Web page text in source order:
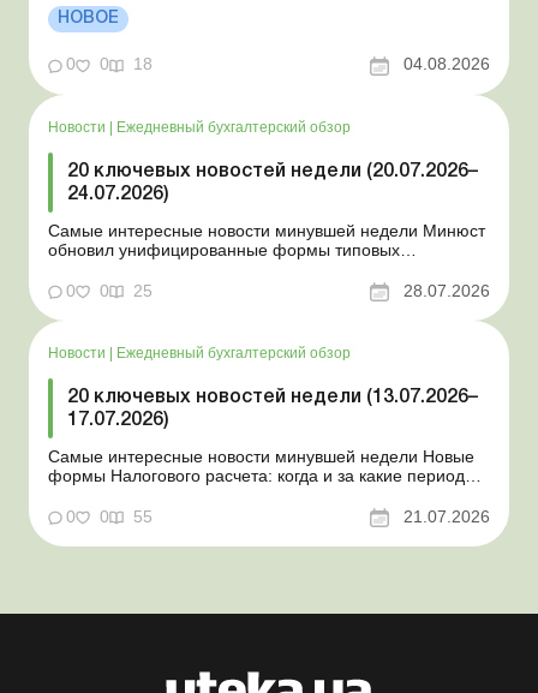
положении Для сельхозпредприятий и ФЛП введены
новые разовые статистические формы Со 2 августа
изменяется порядок зачисления отдельных периодов
работы в стр...
НОВОЕ
0 0 18 04.08.2026
Новости | Ежедневный бухгалтерский обзор
20 ключевых новостей недели (20.07.2026–
24.07.2026)
Самые интересные новости минувшей недели Минюст
обновил унифицированные формы типовых
новость о создании координационного центра по
статус «в розыске»: что нужно знать работодателям
Закон о ВПЛ: ка...
0 0 25 28.07.2026
Новости Ежедневный бухгалтерский обзор
20 ключевых новостей недели (13.07.2026–
17.07.2026)
Самые интересные новости минувшей недели Новые
формы Налогового расчета: когда и за какие периоды
переоформления отсрочки от призыва во время
Координационный центр по организации
0 0 55 21.07.2026